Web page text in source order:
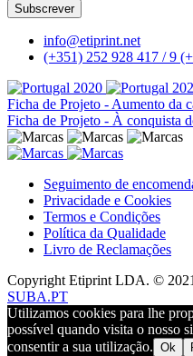
Subscrever
info@etiprint.net
(+351) 252 928 417 / 9
Ficha de Projeto - Aumento da
Ficha de Projeto - À conquista
Seguimento de
Privacidade e Cookies
Termos e Condições
Política da Qualidade
Livro de Reclamações
Copyright Etiprint LDA. ©
SUBA.PT
Utilizamos cookies para lhe
possível quando visita o nosso
consentir a sua utilização. Ok